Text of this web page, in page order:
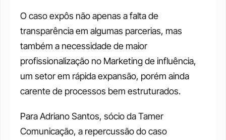
O caso expôs não apenas a falta de
transparência em algumas parcerias, mas
também a necessidade de maior
profissionalização no Marketing de influência,
um setor em rápida expansão, porém ainda
carente de processos bem estruturados.
Para Adriano Santos, sócio da Tamer
Comunicação, a repercussão do caso